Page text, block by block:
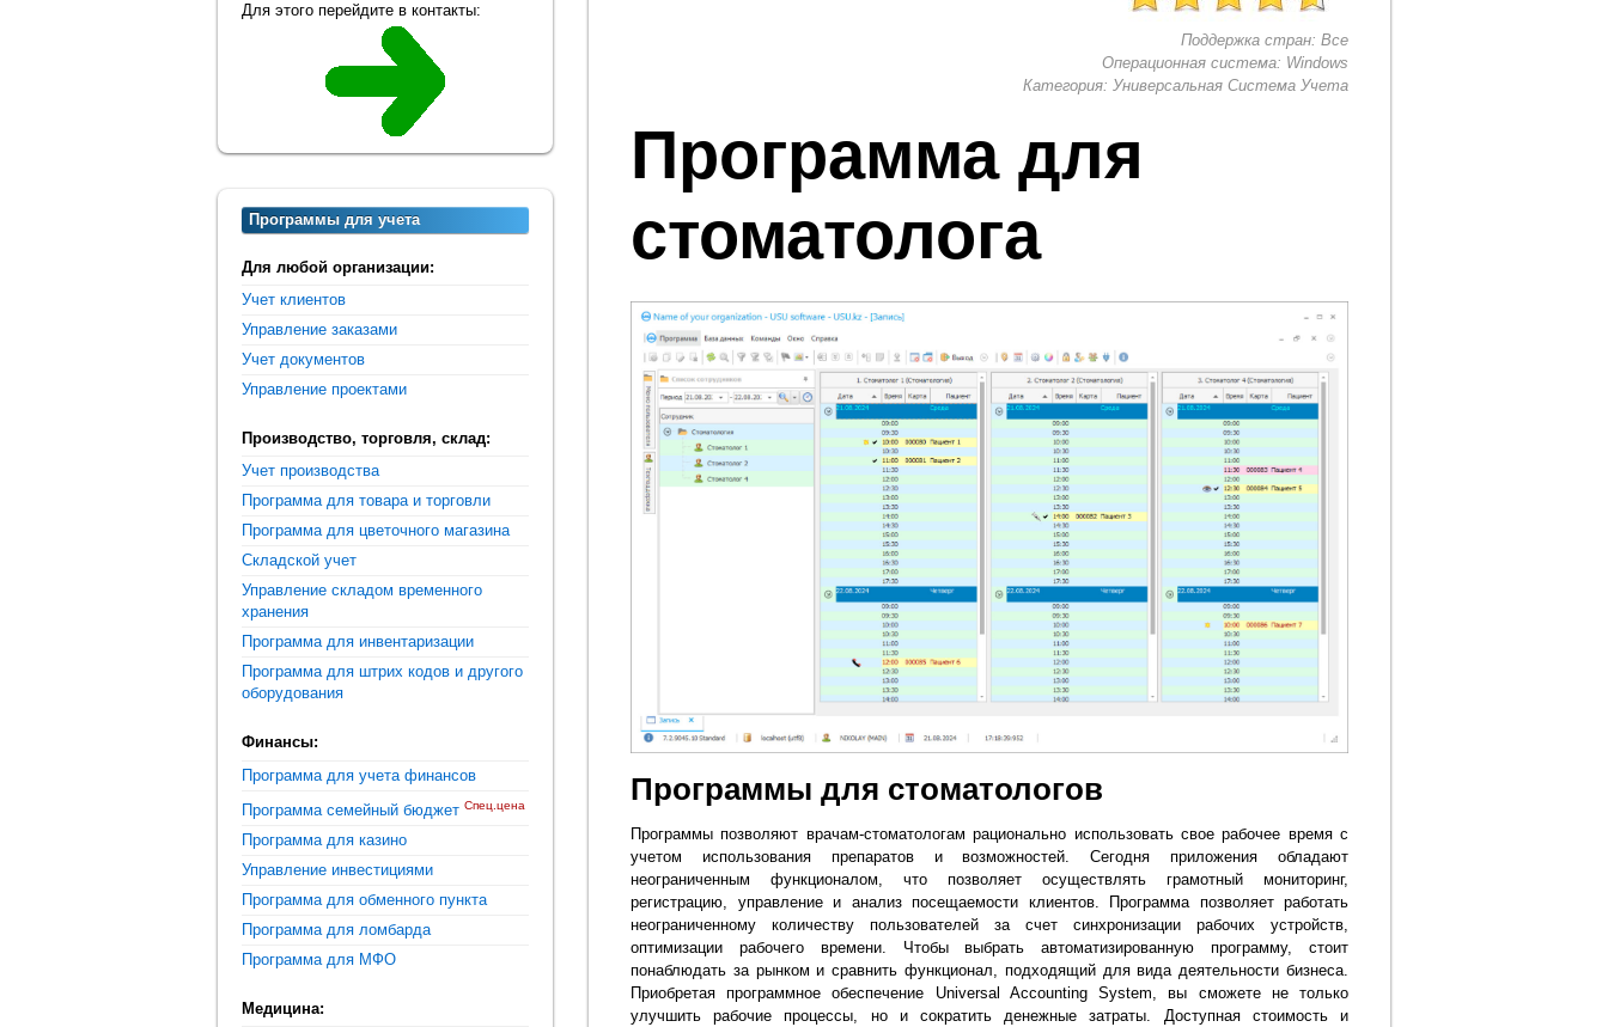
Поддержка стран: Все
Операционная система: Windows
Категория: Универсальная Система Учета
Программа для
стоматолога
Программы для стоматологов
Программы позволяют врачам-стоматологам рационально использовать свое рабочее время с
учетом использования препаратов и возможностей. Сегодня приложения обладают
неограниченным функционалом, что позволяет осуществлять грамотный мониторинг,
регистрацию, управление и анализ посещаемости клиентов. Программа позволяет работать
неограниченному количеству пользователей за счет синхронизации рабочих устройств,
оптимизации рабочего времени. Чтобы выбрать автоматизированную программу, стоит
понаблюдать за рынком и сравнить функционал, подходящий для вида деятельности бизнеса.
Приобретая программное обеспечение Universal Accounting System, вы сможете не только
улучшить рабочие процессы, но и сократить денежные затраты. Доступная стоимость и
Для этого перейдите в контакты:
Программы для учета
Для любой организации:
Учет клиентов
Управление заказами
Учет документов
Управление проектами
Производство, торговля, склад:
Учет производства
Программа для товара и торговли
Программа для цветочного магазина
Складской учет
Управление складом временного
хранения
Программа для инвентаризации
Программа для штрих кодов и другого
оборудования
Финансы:
Программа для учета финансов
Программа семейный бюджет Спец.цена
Программа для казино
Управление инвестициями
Программа для обменного пункта
Программа для ломбарда
Программа для МФО
Медицина: